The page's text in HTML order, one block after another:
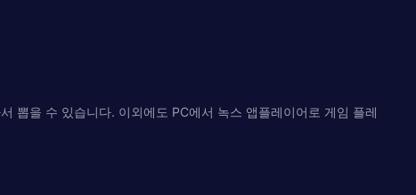
뽑을 수 있습니다. 이외에도 PC에서 녹스 앱플레이어로 게임 플레